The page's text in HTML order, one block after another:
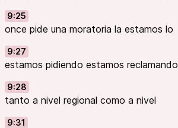
9:25
once pide una moratoria la estamos lo
9:27
estamos pidiendo estamos reclamando
9:28
tanto a nivel regional como a nivel
9:31